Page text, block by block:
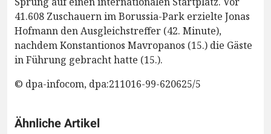
41.608 Zuschauern im Borussia-Park erzielte Jonas
Hofmann den Ausgleichstreffer (42. Minute),
nachdem Konstantionos Mavropanos (15.) die Gäste
in Führung gebracht hatte (15.).
© dpa-infocom, dpa:211016-99-620625/5
Ähnliche Artikel